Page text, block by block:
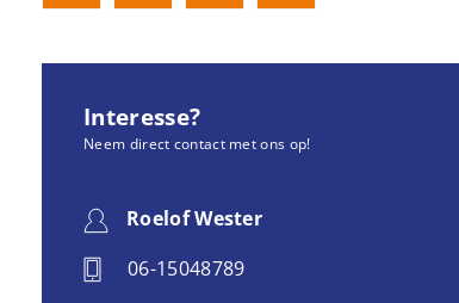
Interesse?
Neem direct contact met ons op!
Roelof Wester
06-15048789